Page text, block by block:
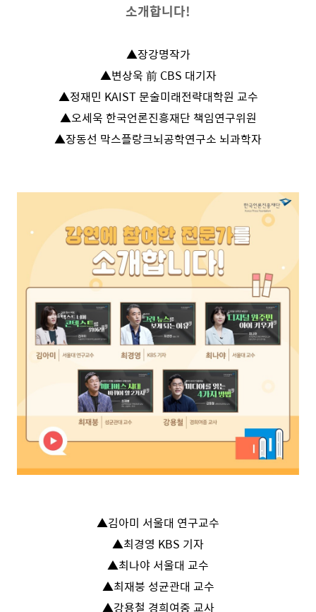
소개합니다!
▲장강명작가
▲변상욱 前 CBS 대기자
▲정재민 KAIST 문술미래전략대학원 교수
▲오세욱 한국언론진흥재단 책임연구위원
▲장동선 막스플랑크뇌공학연구소 뇌과학자
▲김아미 서울대 연구교수
▲최경영 KBS 기자
▲최나야 서울대 교수
▲최재붕 성균관대 교수
▲강용철 경희여중 교사